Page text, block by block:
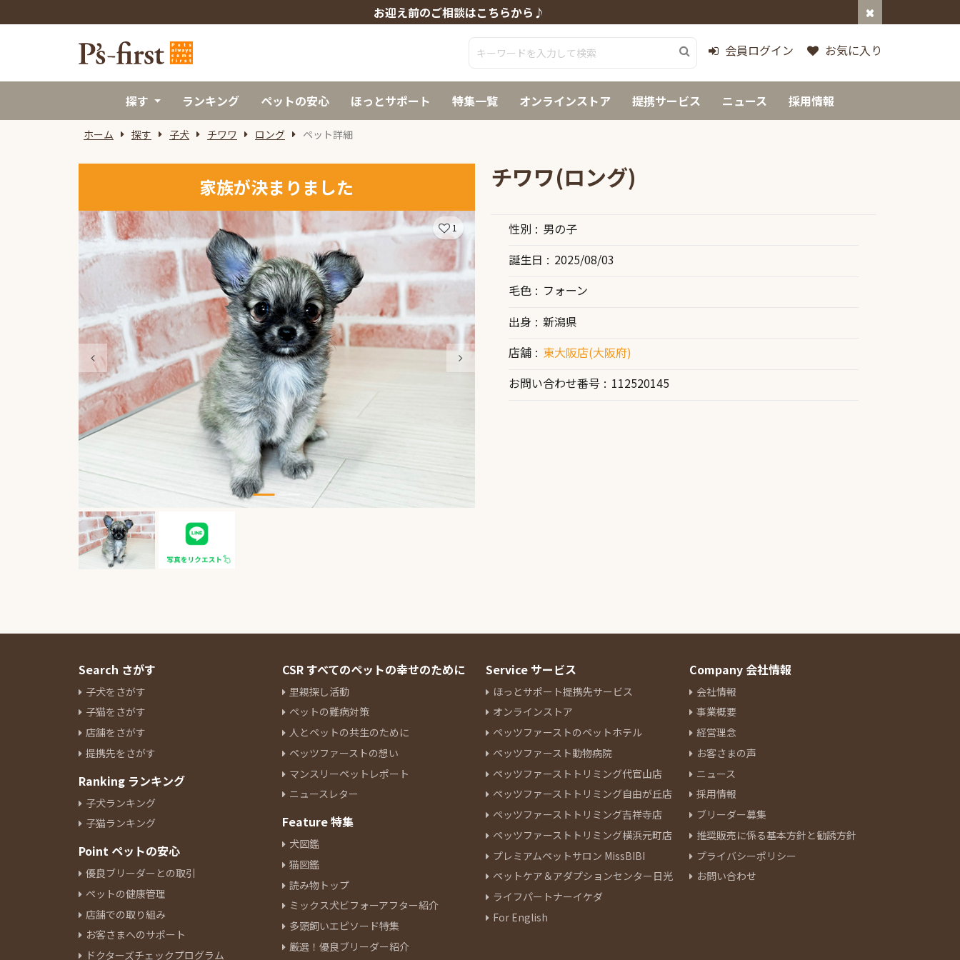
お迎え前のご相談はこちらから♪
会員ログイン お気に入り
探す ランキング ペットの安心 ほっとサポート 特集一覧 オンラインストア 提携サービス ニュース 採用情報
ホーム 探す 子犬 チワワ ロング ペット詳細
家族が決まりました
1
チワワ(ロング)
性別
男の子
誕生日
2025/08/03
毛色
フォーン
出身
新潟県
店舗
東大阪店(大阪府)
お問い合わせ番号
112520145
Search さがす
子犬をさがす
子猫をさがす
店舗をさがす
提携先をさがす
Ranking ランキング
子犬ランキング
子猫ランキング
Point ペットの安心
優良ブリーダーとの取引
ペットの健康管理
店舗での取り組み
お客さまへのサポート
ドクターズチェックプログラム
CSR すべてのペットの幸せのために
里親探し活動
ペットの難病対策
人とペットの共生のために
ペッツファーストの想い
マンスリーペットレポート
ニュースレター
Feature 特集
犬図鑑
猫図鑑
読み物トップ
ミックス犬ビフォーアフター紹介
多頭飼いエピソード特集
厳選！優良ブリーダー紹介
Service サービス
ほっとサポート提携先サービス
オンラインストア
ペッツファーストのペットホテル
ペッツファースト動物病院
ペッツファーストトリミング代官山店
ペッツファーストトリミング自由が丘店
ペッツファーストトリミング吉祥寺店
ペッツファーストトリミング横浜元町店
プレミアムペットサロン MissBIBI
ペットケア＆アダプションセンター日光
ライフパートナーイケダ
For English
Company 会社情報
会社情報
事業概要
経営理念
お客さまの声
ニュース
採用情報
ブリーダー募集
推奨販売に係る基本方針と勧誘方針
プライバシーポリシー
お問い合わせ